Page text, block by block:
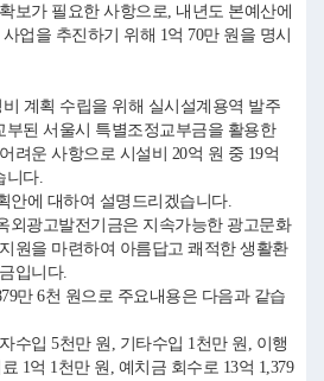
보가 필요한 사항으로, 내년도 본예산에
업을 추진하기 위해 1억 70만 원을 명시
계획 수립을 위해 실시설계용역 발주
부된 서울시 특별조정교부금을 활용한
려운 사항으로 시설비 20억 원 중 19억
니다.
안에 대하여 설명드리겠습니다.
외광고발전기금은 지속가능한 광고문화
원을 마련하여 아름답고 쾌적한 생활환
입니다.
만 6천 원으로 주요내용은 다음과 같습
수입 5천만 원, 기타수입 1천만 원, 이행
1억 1천만 원, 예치금 회수로 13억 1,379